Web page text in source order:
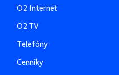
O2 Internet
O2 TV
Telefóny
Cenníky